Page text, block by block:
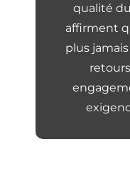
qualité
affirment
plus